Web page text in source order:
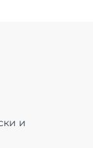
и